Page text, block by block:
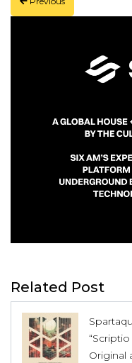
Related Post
“Scriptio
Original